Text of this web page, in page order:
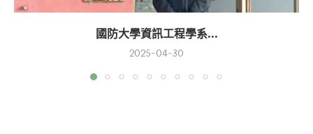
國防大學資訊工程學系...
2025-04-30